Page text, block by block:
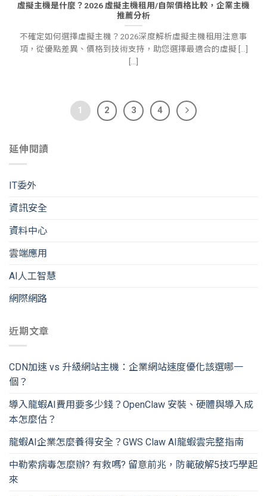
虛擬主機是什麼？2026 虛擬主機租用/自架價格比較，企業主機
推薦分析
不確定如何選擇虛擬主機？2026深度解析虛擬主機租用注意事
項，從優點差異、價格到技術支持，助您選擇最適合的虛擬 [...]
[...]
1 2 3 4
延伸閱讀
IT委外
資訊安全
資料中心
雲端應用
AI人工智慧
網際網路
近期文章
CDN加速 vs 升級網站主機：企業網站速度優化該選哪一
個？
導入龍蝦AI費用要多少錢？OpenClaw 安裝、硬體與導入成
本怎麼估？
龍蝦AI企業怎麼養得安全？GWS Claw AI龍蝦雲完整指南
中勒索病毒怎麼辦? 有救嗎? 留意前兆，防範破解5技巧學起
來